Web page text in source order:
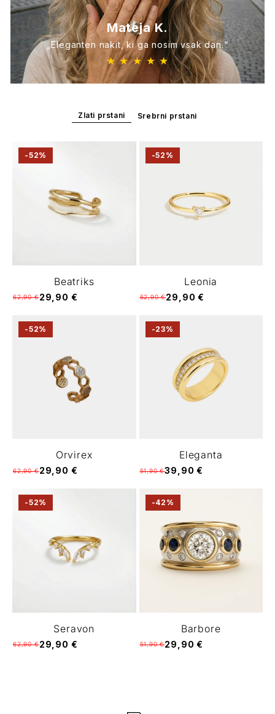
Mateja K.
„Eleganten nakit, ki ga nosim vsak dan.“
★ ★ ★ ★ ★
Zlati prstani Srebrni prstani
-52%
Beatriks
62,90 €29,90 €
-52%
Leonia
62,90 €29,90 €
-52%
Orvirex
62,90 €29,90 €
-23%
Eleganta
51,90 €39,90 €
-52%
Seravon
62,90 €29,90 €
-42%
Barbore
51,90 €29,90 €